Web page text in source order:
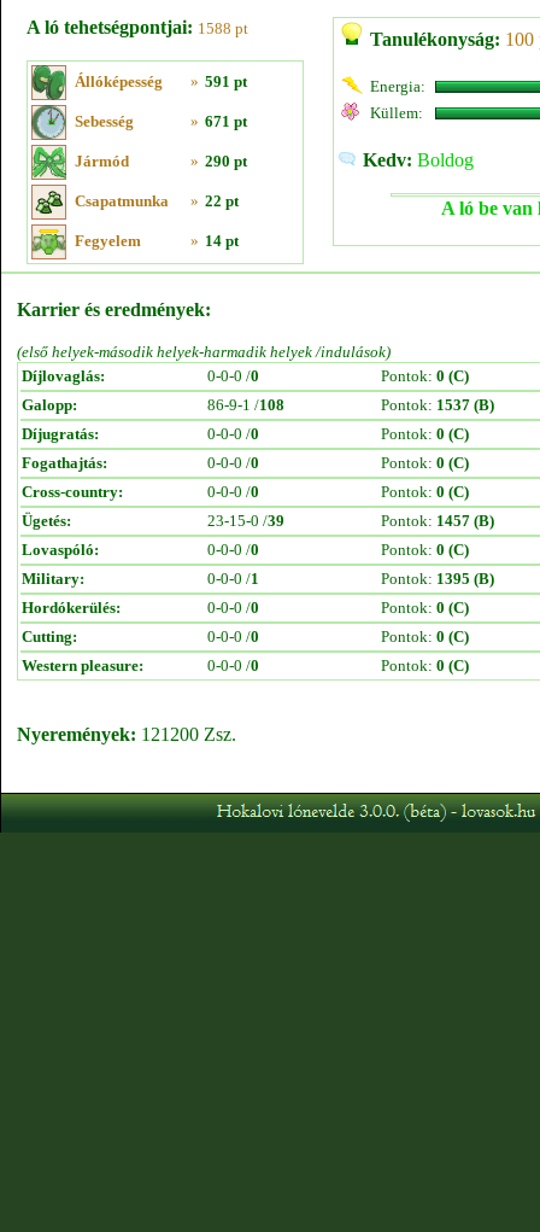
A ló tehetségpontjai: 1588 pt
Állóképesség » 591 pt
Sebesség » 671 pt
Jármód » 290 pt
Csapatmunka » 22 pt
Fegyelem » 14 pt
Tanulékonyság: 100
Energia:
Küllem:
Kedv: Boldog
A ló be van
Karrier és eredmények:
(első helyek-második helyek-harmadik helyek /indulások)
Díjlovaglás:
0-0-0 /0 Pontok: 0 (C)
Galopp:
86-9-1 /108 Pontok: 1537 (B)
Díjugratás:
0-0-0 /0 Pontok: 0 (C)
Fogathajtás:
0-0-0 /0 Pontok: 0 (C)
Cross-country:
0-0-0 /0 Pontok: 0 (C)
Ügetés:
23-15-0 /39 Pontok: 1457 (B)
Lovaspóló:
0-0-0 /0 Pontok: 0 (C)
Military:
0-0-0 /1 Pontok: 1395 (B)
Hordókerülés:
0-0-0 /0 Pontok: 0 (C)
Cutting:
0-0-0 /0 Pontok: 0 (C)
Western pleasure:
0-0-0 /0 Pontok: 0 (C)
Nyeremények: 121200 Zsz.